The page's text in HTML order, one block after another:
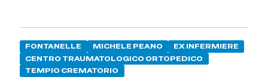
FONTANELLE MICHELE PEANO
EX INFERMIERE
CENTRO TRAUMATOLOGICO ORTOPEDICO
TEMPIO CREMATORIO